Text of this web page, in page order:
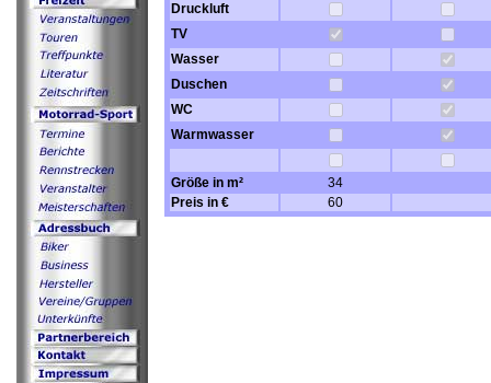
Druckluft
TV
Wasser
Duschen
WC
Warmwasser
Größe in m²
34
Preis in €
60